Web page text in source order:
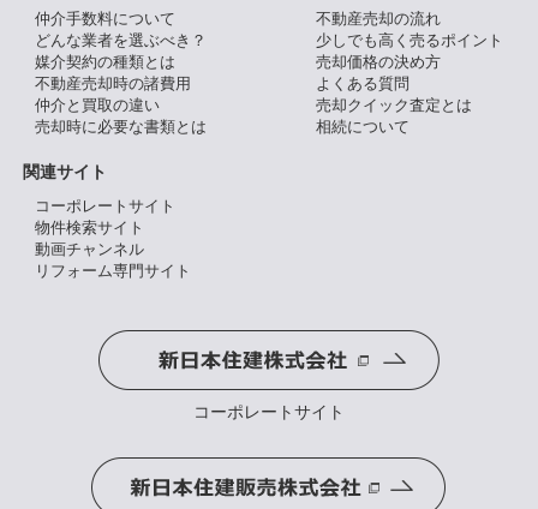
仲介手数料について
どんな業者を選ぶべき？
媒介契約の種類とは
不動産売却時の諸費用
仲介と買取の違い
売却時に必要な書類とは
不動産売却の流れ
少しでも高く売るポイント
売却価格の決め方
よくある質問
売却クイック査定とは
相続について
関連サイト
コーポレートサイト
物件検索サイト
動画チャンネル
リフォーム専門サイト
コーポレートサイト